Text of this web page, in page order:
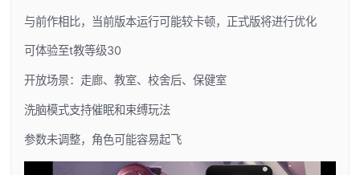
与前作相比，当前版本运行可能较卡顿，正式版将进行优化
可体验至t教等级30
开放场景：走廊、教室、校舍后、保健室
洗脑模式支持催眠和束缚玩法
参数未调整，角色可能容易起飞